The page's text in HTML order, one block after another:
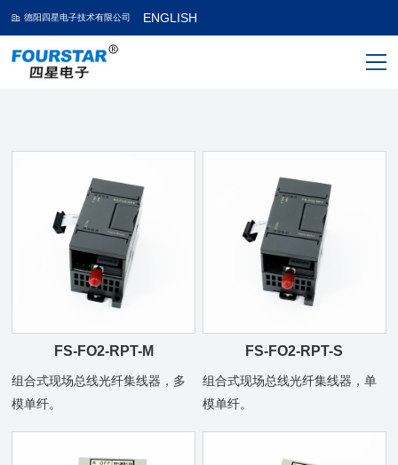
德阳四星电子技术有限公司 ENGLISH
FS-FO2-RPT-M
组合式现场总线光纤集线器，多
模单纤。
FS-FO2-RPT-S
组合式现场总线光纤集线器，单
模单纤。